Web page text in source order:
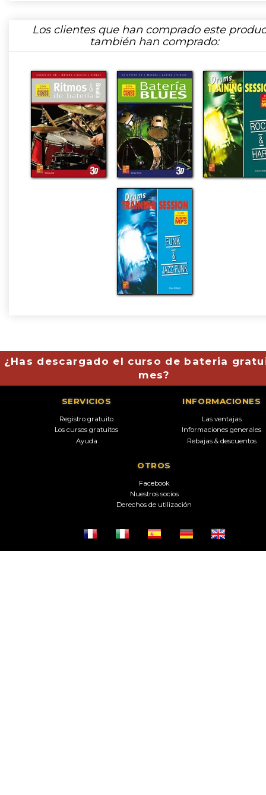
Los clientes que han comprado este
también han comprado:
¿Has descargado el curso de bateria
mes?
SERVICIOS
Registro gratuito
Los cursos gratuitos
Ayuda
INFORMACIONES
Las ventajas
Informaciones generales
Rebajas & descuentos
OTROS
Facebook
Nuestros socios
Derechos de utilización